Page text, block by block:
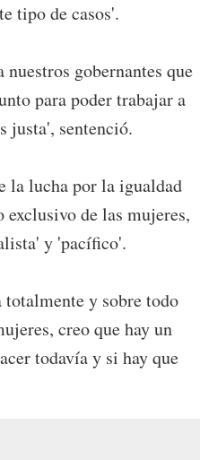
tipo de casos'.
gobernantes que
para poder trabajar a
justa', sentenció.
la lucha por la igualdad
exclusivo de las mujeres,
y 'pacífico'.
y sobre todo
creo que hay un
todavía y si hay que